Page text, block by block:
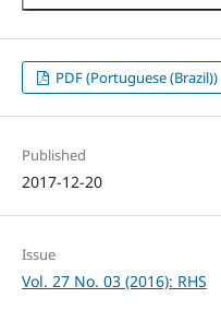
PDF (Portuguese (Brazil))
Published
2017-12-20
Issue
Vol. 27 No. 03 (2016): RHS